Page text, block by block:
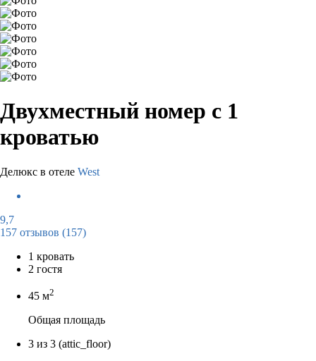
Двухместный номер с 1
кроватью
Делюкс в отеле West
9,7
157 отзывов (157)
1 кровать
2 гостя
45 м2
Общая площадь
3 из 3 (attic_floor)